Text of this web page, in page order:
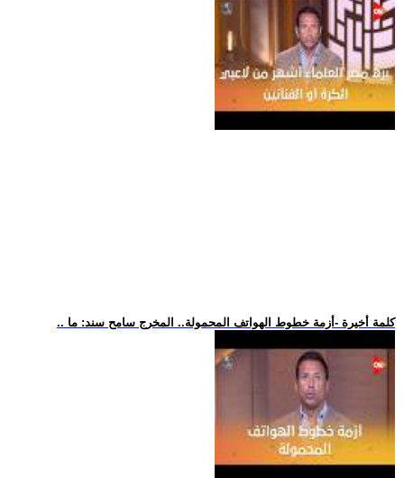
.. كلمة أخيرة -أزمة خطوط الهواتف المحمولة.. المخرج سامح سند: ما